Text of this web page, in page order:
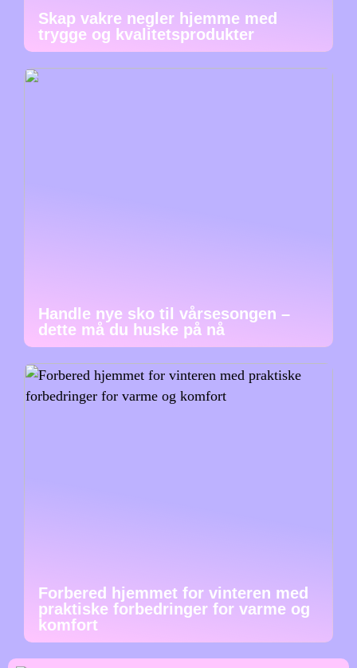
Skap vakre negler hjemme med
trygge og kvalitetsprodukter
Handle nye sko til vårsesongen –
dette må du huske på nå
Forbered hjemmet for vinteren med
praktiske forbedringer for varme og
komfort